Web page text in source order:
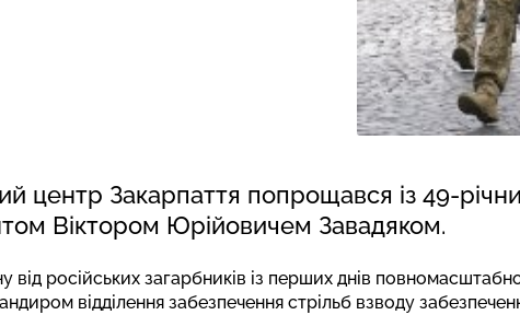
центр Закарпаття попрощався із 49-
Віктором Юрійовичем Завадяком.
від російських загарбників із перших днів
відділення забезпечення стрільб взводу